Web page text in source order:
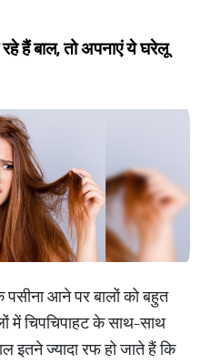
हैं बाल, तो अपनाएं ये घरेलू
पसीना आने पर बालों को बहुत
में चिपचिपाहट के साथ-साथ
ज्यादा रफ हो जाते हैं कि